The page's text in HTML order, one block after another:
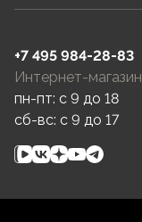
+7 495 984-28-83
Интернет-магазин
пн-пт: c 9 до 18
сб-вс: c 9 до 17